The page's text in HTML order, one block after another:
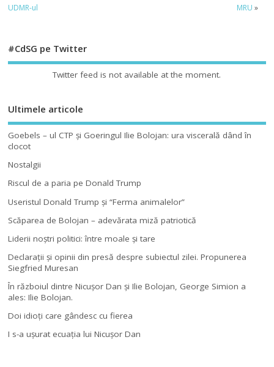
UDMR-ul
MRU »
#CdSG pe Twitter
Twitter feed is not available at the moment.
Ultimele articole
Goebels – ul CTP şi Goeringul Ilie Bolojan: ura viscerală dând în
clocot
Nostalgii
Riscul de a paria pe Donald Trump
Useristul Donald Trump şi “Ferma animalelor”
Scăparea de Bolojan – adevărata miză patriotică
Liderii noştri politici: între moale şi tare
Declaraţii şi opinii din presă despre subiectul zilei. Propunerea
Siegfried Muresan
În războiul dintre Nicuşor Dan şi Ilie Bolojan, George Simion a
ales: Ilie Bolojan.
Doi idioţi care gândesc cu fierea
I s-a uşurat ecuaţia lui Nicuşor Dan